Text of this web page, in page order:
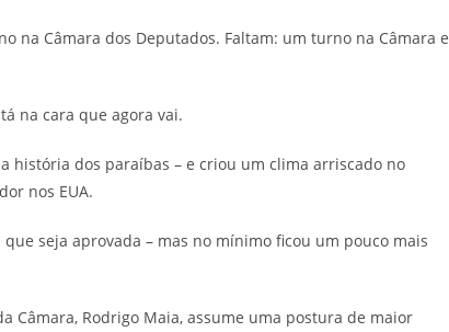
na Câmara dos Deputados. Faltam: um turno na Câmara e
na cara que agora vai.
história dos paraíbas – e criou um clima arriscado no
nos EUA.
seja aprovada – mas no mínimo ficou um pouco mais
Câmara, Rodrigo Maia, assume uma postura de maior